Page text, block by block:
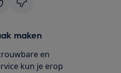
maken
en
kun je erop